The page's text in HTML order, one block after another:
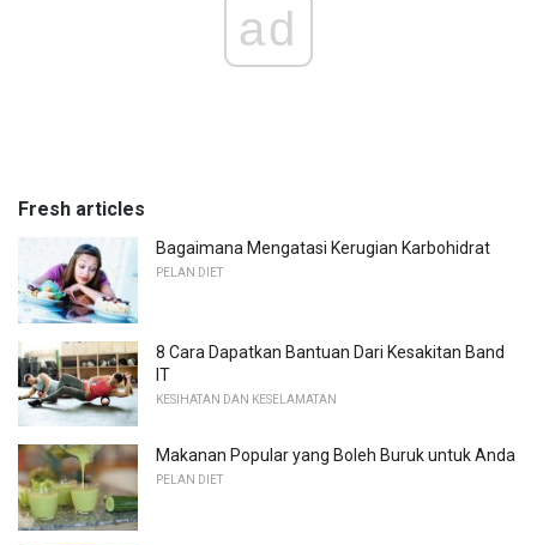
ad
Fresh articles
Bagaimana Mengatasi Kerugian Karbohidrat
PELAN DIET
8 Cara Dapatkan Bantuan Dari Kesakitan Band
IT
KESIHATAN DAN KESELAMATAN
Makanan Popular yang Boleh Buruk untuk Anda
PELAN DIET